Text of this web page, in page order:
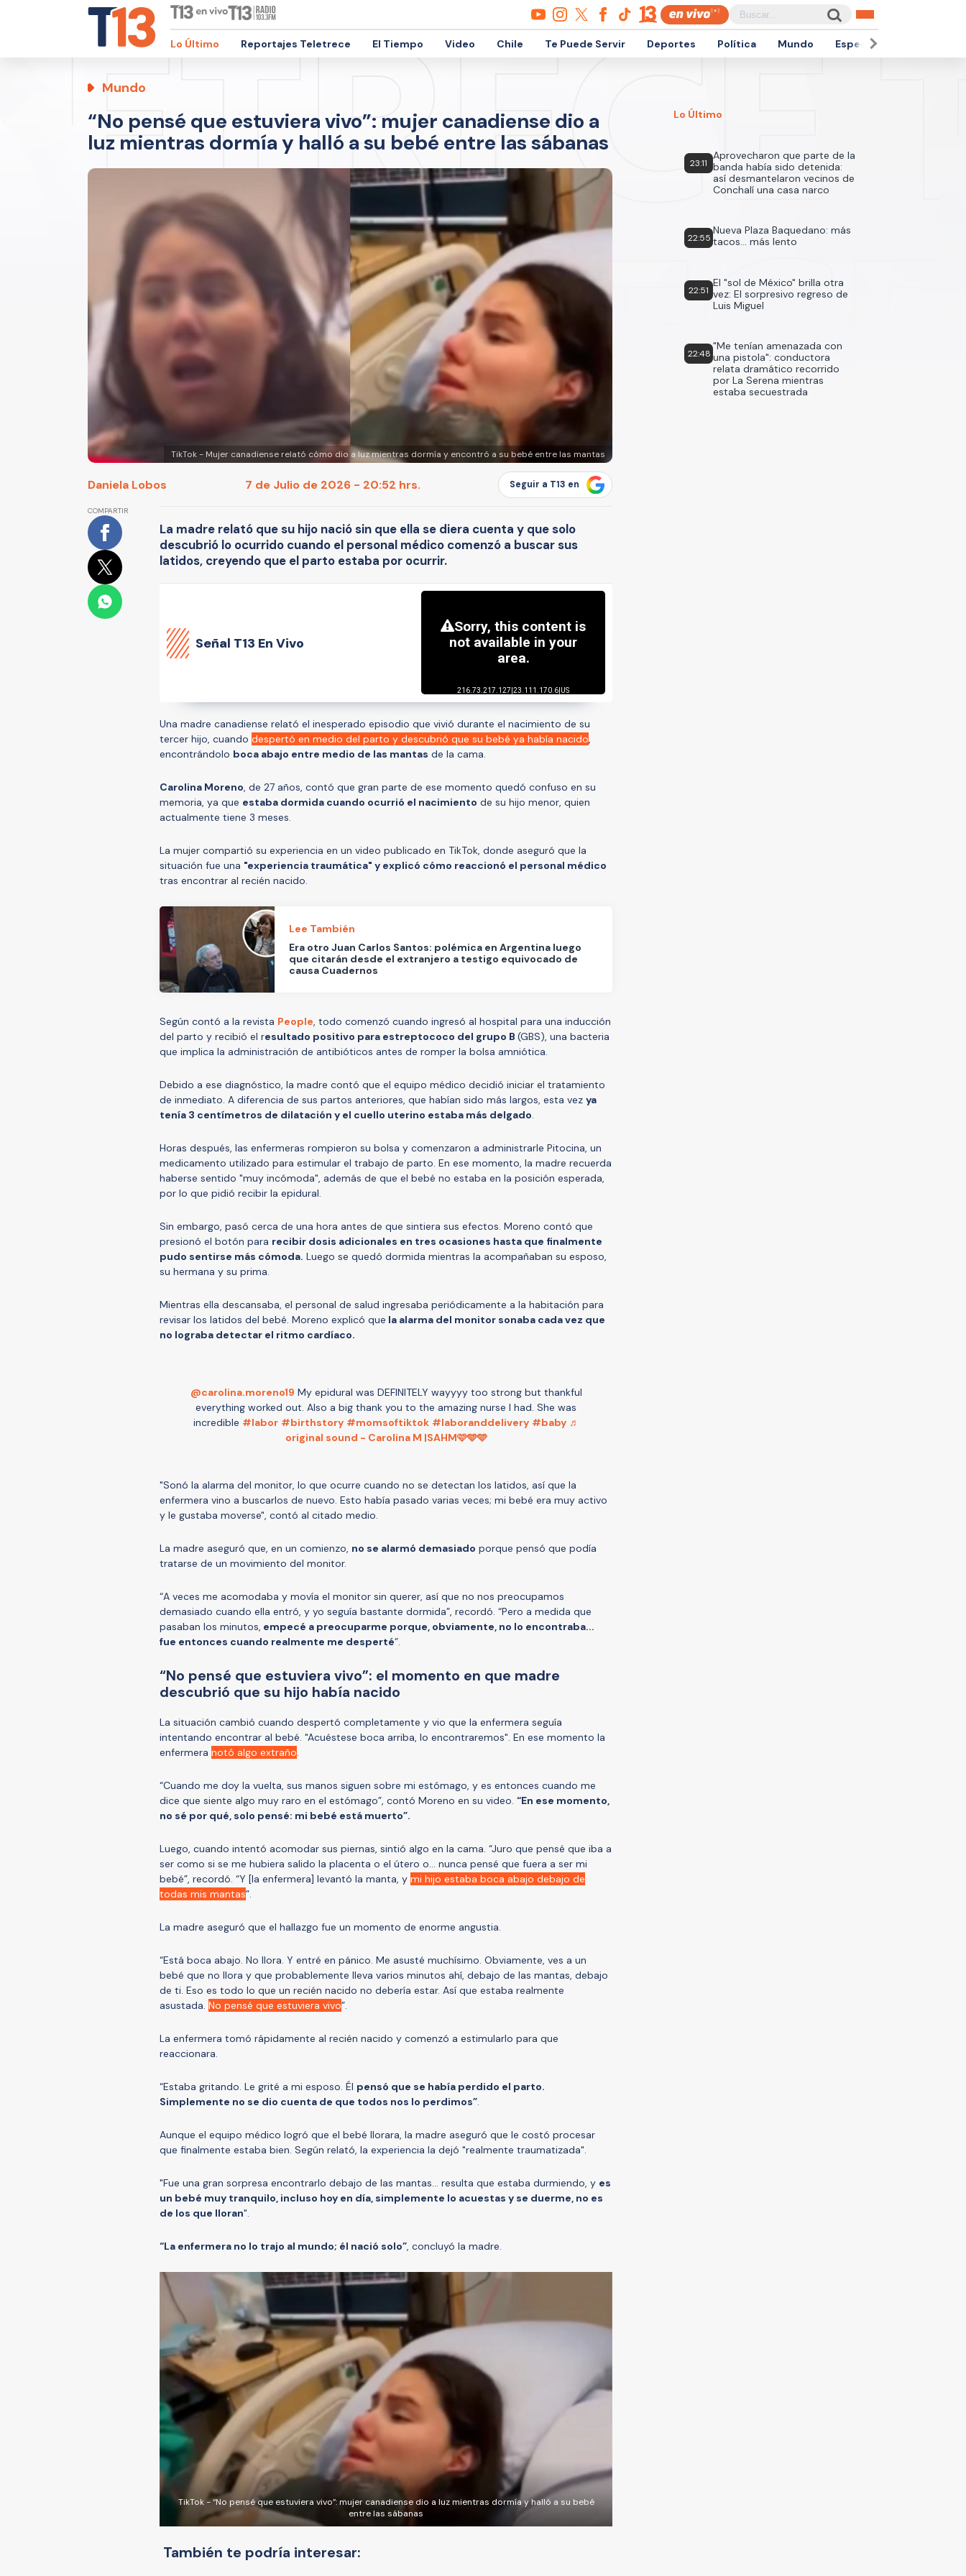
Lo Último Reportajes Teletrece El Tiempo Video Chile Te Puede Servir Deportes Política Mundo Espectáculos
Mundo
“No pensé que estuviera vivo”: mujer canadiense dio a
luz mientras dormía y halló a su bebé entre las sábanas
TikTok - Mujer canadiense relató cómo dio a luz mientras dormía y encontró a su bebé entre las mantas
Daniela Lobos 7 de Julio de 2026 - 20:52 hrs. Seguir a T13 en
COMPARTIR
La madre relató que su hijo nació sin que ella se diera cuenta y que solo
descubrió lo ocurrido cuando el personal médico comenzó a buscar sus
latidos, creyendo que el parto estaba por ocurrir.
Señal T13 En Vivo
Una madre canadiense relató el inesperado episodio que vivió durante el nacimiento de su
tercer hijo, cuando despertó en medio del parto y descubrió que su bebé ya había nacido,
encontrándolo boca abajo entre medio de las mantas de la cama.
Carolina Moreno, de 27 años, contó que gran parte de ese momento quedó confuso en su
memoria, ya que estaba dormida cuando ocurrió el nacimiento de su hijo menor, quien
actualmente tiene 3 meses.
La mujer compartió su experiencia en un video publicado en TikTok, donde aseguró que la
situación fue una "experiencia traumática" y explicó cómo reaccionó el personal médico
tras encontrar al recién nacido.
Lee También
Era otro Juan Carlos Santos: polémica en Argentina luego
que citarán desde el extranjero a testigo equivocado de
causa Cuadernos
Según contó a la revista People, todo comenzó cuando ingresó al hospital para una inducción
del parto y recibió el resultado positivo para estreptococo del grupo B (GBS), una bacteria
que implica la administración de antibióticos antes de romper la bolsa amniótica.
Debido a ese diagnóstico, la madre contó que el equipo médico decidió iniciar el tratamiento
de inmediato. A diferencia de sus partos anteriores, que habían sido más largos, esta vez ya
tenía 3 centímetros de dilatación y el cuello uterino estaba más delgado.
Horas después, las enfermeras rompieron su bolsa y comenzaron a administrarle Pitocina, un
medicamento utilizado para estimular el trabajo de parto. En ese momento, la madre recuerda
haberse sentido "muy incómoda", además de que el bebé no estaba en la posición esperada,
por lo que pidió recibir la epidural.
Sin embargo, pasó cerca de una hora antes de que sintiera sus efectos. Moreno contó que
presionó el botón para recibir dosis adicionales en tres ocasiones hasta que finalmente
pudo sentirse más cómoda. Luego se quedó dormida mientras la acompañaban su esposo,
su hermana y su prima.
Mientras ella descansaba, el personal de salud ingresaba periódicamente a la habitación para
revisar los latidos del bebé. Moreno explicó que la alarma del monitor sonaba cada vez que
no lograba detectar el ritmo cardíaco.
@carolina.moreno19 My epidural was DEFINITELY wayyyy too strong but thankful
everything worked out. Also a big thank you to the amazing nurse I had. She was
incredible #labor #birthstory #momsoftiktok #laboranddelivery #baby ♬
original sound - Carolina M |SAHM🩷🩵🩵
"Sonó la alarma del monitor, lo que ocurre cuando no se detectan los latidos, así que la
enfermera vino a buscarlos de nuevo. Esto había pasado varias veces; mi bebé era muy activo
y le gustaba moverse", contó al citado medio.
La madre aseguró que, en un comienzo, no se alarmó demasiado porque pensó que podía
tratarse de un movimiento del monitor.
“A veces me acomodaba y movía el monitor sin querer, así que no nos preocupamos
demasiado cuando ella entró, y yo seguía bastante dormida”, recordó. “Pero a medida que
pasaban los minutos, empecé a preocuparme porque, obviamente, no lo encontraba...
fue entonces cuando realmente me desperté”.
“No pensé que estuviera vivo”: el momento en que madre
descubrió que su hijo había nacido
La situación cambió cuando despertó completamente y vio que la enfermera seguía
intentando encontrar al bebé. "Acuéstese boca arriba, lo encontraremos". En ese momento la
enfermera notó algo extraño.
“Cuando me doy la vuelta, sus manos siguen sobre mi estómago, y es entonces cuando me
dice que siente algo muy raro en el estómago”, contó Moreno en su video. “En ese momento,
no sé por qué, solo pensé: mi bebé está muerto”.
Luego, cuando intentó acomodar sus piernas, sintió algo en la cama. “Juro que pensé que iba a
ser como si se me hubiera salido la placenta o el útero o... nunca pensé que fuera a ser mi
bebé”, recordó. “Y [la enfermera] levantó la manta, y mi hijo estaba boca abajo debajo de
todas mis mantas”.
La madre aseguró que el hallazgo fue un momento de enorme angustia.
“Está boca abajo. No llora. Y entré en pánico. Me asusté muchísimo. Obviamente, ves a un
bebé que no llora y que probablemente lleva varios minutos ahí, debajo de las mantas, debajo
de ti. Eso es todo lo que un recién nacido no debería estar. Así que estaba realmente
asustada. No pensé que estuviera vivo”.
La enfermera tomó rápidamente al recién nacido y comenzó a estimularlo para que
reaccionara.
“Estaba gritando. Le grité a mi esposo. Él pensó que se había perdido el parto.
Simplemente no se dio cuenta de que todos nos lo perdimos”.
Aunque el equipo médico logró que el bebé llorara, la madre aseguró que le costó procesar
que finalmente estaba bien. Según relató, la experiencia la dejó "realmente traumatizada".
"Fue una gran sorpresa encontrarlo debajo de las mantas... resulta que estaba durmiendo, y es
un bebé muy tranquilo, incluso hoy en día, simplemente lo acuestas y se duerme, no es
de los que lloran".
“La enfermera no lo trajo al mundo; él nació solo”, concluyó la madre.
TikTok - “No pensé que estuviera vivo”: mujer canadiense dio a luz mientras dormía y halló a su bebé
entre las sábanas
También te podría interesar:
Lo Último
23:11
Aprovecharon que parte de la
banda había sido detenida:
así desmantelaron vecinos de
Conchalí una casa narco
22:55
Nueva Plaza Baquedano: más
tacos... más lento
22:51
El "sol de México" brilla otra
vez: El sorpresivo regreso de
Luis Miguel
22:48
"Me tenían amenazada con
una pistola": conductora
relata dramático recorrido
por La Serena mientras
estaba secuestrada